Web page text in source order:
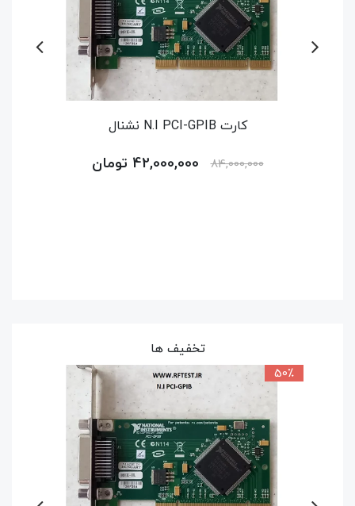
کارت N.I PCIe-6351 نشنال
215,250,000 تومان
تخفیف ها
9٪